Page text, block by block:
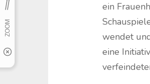
ein
wendet
eine